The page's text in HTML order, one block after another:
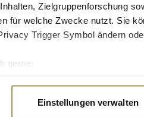
Zielgruppenforschung
für welche Zwecke nutzt. Sie
Trigger Symbol ändern
gerne:
Daten verarbeitet
Einstellungen verwalten